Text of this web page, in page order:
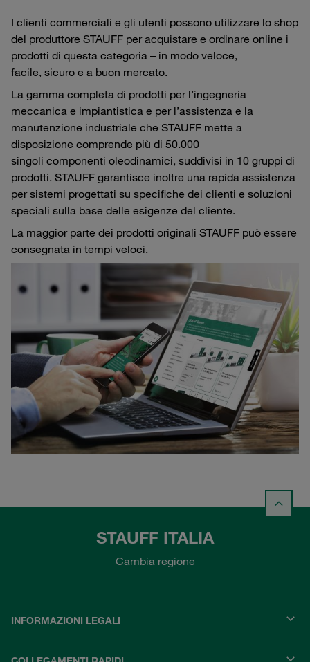
I clienti commerciali e gli utenti possono utilizzare lo shop
del produttore STAUFF per acquistare e ordinare online i
prodotti di questa categoria – in modo veloce,
facile, sicuro e a buon mercato.
La gamma completa di prodotti per l’ingegneria
meccanica e impiantistica e per l’assistenza e la
manutenzione industriale che STAUFF mette a
disposizione comprende più di 50.000
singoli componenti oleodinamici, suddivisi in 10 gruppi di
prodotti. STAUFF garantisce inoltre una rapida assistenza
per sistemi progettati su specifiche dei clienti e soluzioni
speciali sulla base delle esigenze del cliente.
La maggior parte dei prodotti originali STAUFF può essere
consegnata in tempi veloci.
STAUFF ITALIA
Cambia regione
INFORMAZIONI LEGALI